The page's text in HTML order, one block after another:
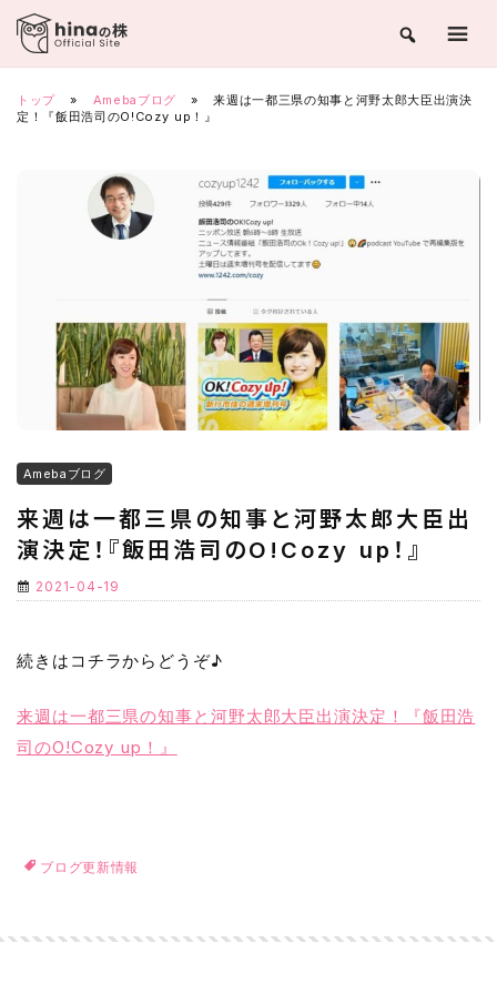
Skip
content
トップ » Amebaブログ »
来週は一都三県の知事と河野太郎大臣出演決
定！『飯田浩司のO!Cozy up！』
Amebaブログ
来週は一都三県の知事と河野太郎大臣出
演決定！『飯田浩司のO!Cozy up！』
2021-04-19
続きはコチラからどうぞ♪
来週は一都三県の知事と河野太郎大臣出演決定！『飯田浩
司のO!Cozy up！』
ブログ更新情報